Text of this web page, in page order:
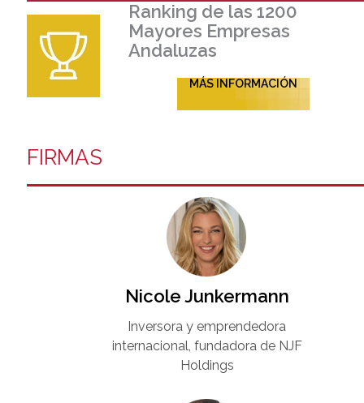
Ranking de las 1200
Mayores Empresas
Andaluzas
MÁS INFORMACIÓN
FIRMAS
Nicole Junkermann​
Inversora y emprendedora
internacional, fundadora de NJF
Holdings